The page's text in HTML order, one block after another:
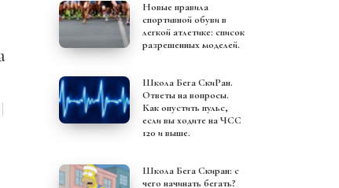
Новые правила
спортивной обуви в
легкой атлетике: список
разрешенных моделей.
Школа Бега СкиРан.
Ответы на вопросы.
Как опустить пульс,
если вы ходите на ЧСС
120 и выше.
Школа Бега Скиран: с
чего начинать бегать?